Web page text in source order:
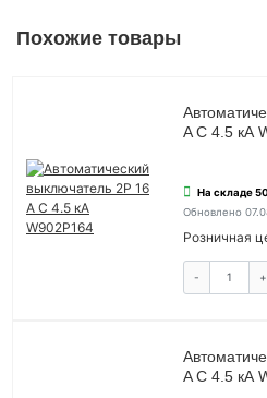
Похожие товары
A C 4.5 кА
На складе
Обновлено
Розничная
- +
A C 4.5 кА